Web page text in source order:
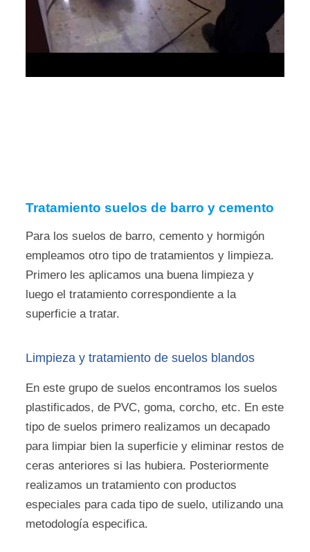
Tratamiento suelos de barro y cemento
Para los suelos de barro, cemento y hormigón
empleamos otro tipo de tratamientos y limpieza.
Primero les aplicamos una buena limpieza y
luego el tratamiento correspondiente a la
superficie a tratar.
Limpieza y tratamiento de suelos blandos
En este grupo de suelos encontramos los suelos
plastificados, de PVC, goma, corcho, etc. En este
tipo de suelos primero realizamos un decapado
para limpiar bien la superficie y eliminar restos de
ceras anteriores si las hubiera. Posteriormente
realizamos un tratamiento con productos
especiales para cada tipo de suelo, utilizando una
metodología especifica.